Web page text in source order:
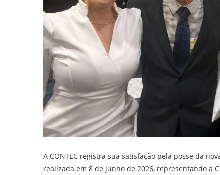
A CONTEC registra sua satisfação pela posse da
realizada em 8 de junho de 2026, representando a